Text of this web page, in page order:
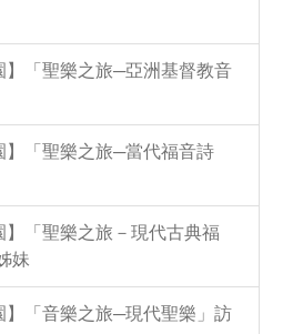
】「聖樂之旅─亞洲基督教音
】「聖樂之旅─當代福音詩
「聖樂之旅－現代古典福
妹
】「音樂之旅─現代聖樂」訪